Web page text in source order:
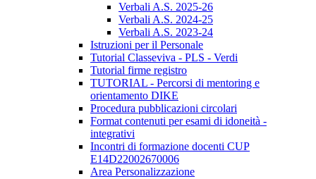
Verbali A.S. 2025-26
Verbali A.S. 2024-25
Verbali A.S. 2023-24
Istruzioni per il Personale
Tutorial Classeviva - PLS - Verdi
Tutorial firme registro
TUTORIAL - Percorsi di mentoring e
orientamento DIKE
Procedura pubblicazioni circolari
Format contenuti per esami di idoneità -
integrativi
Incontri di formazione docenti CUP
E14D22002670006
Area Personalizzazione